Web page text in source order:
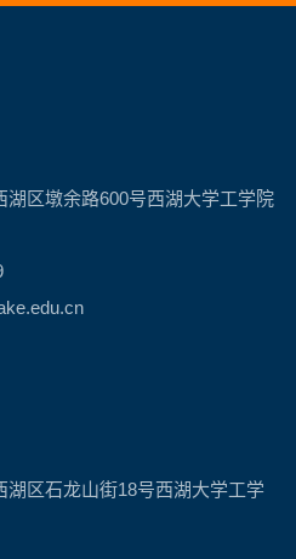
区墩余路600号西湖大学工学院
校区
区石龙山街18号西湖大学工学